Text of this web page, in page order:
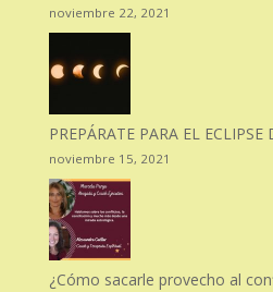
noviembre 22, 2021
PREPÁRATE PARA EL ECLIPSE
noviembre 15, 2021
¿Cómo sacarle provecho al